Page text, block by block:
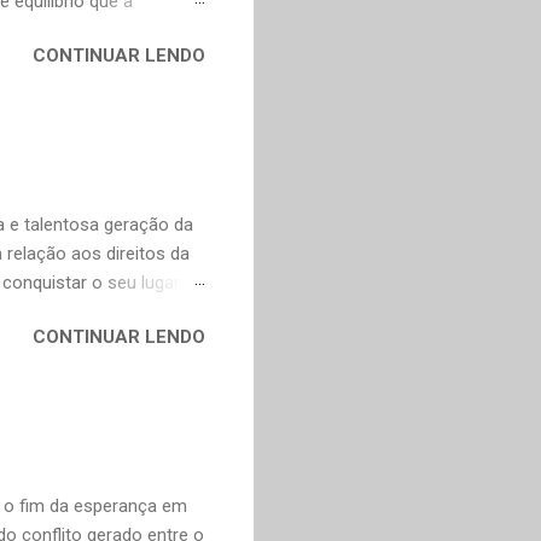
o que explica o
a Murakami. Alguns
obras fascinantes em
CONTINUAR LENDO
e talentosa geração da
aos direitos da
o seu lugar e
em um lugar melhor
Estado de Goiás,
devido à repressão
de sonoridade e
CONTINUAR LENDO
fim da esperança em
conflito gerado entre o